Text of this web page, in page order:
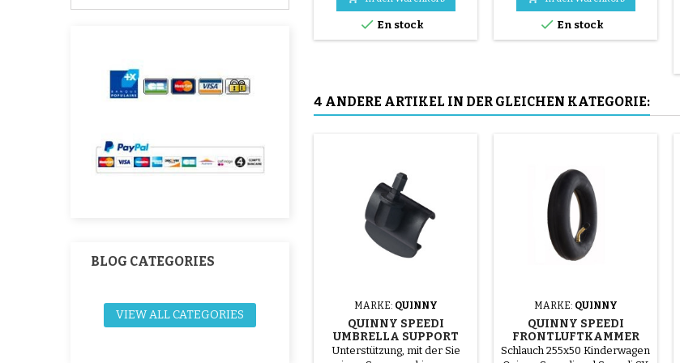
BLOG CATEGORIES
VIEW ALL CATEGORIES
 En stock
Teile aus Stahl ( grau ) Die
Montage des Reifens erfolgt
ohne Werkzeug und nur mit
 En stock
4 ANDERE ARTIKEL IN DER GLEICHEN KATEGORIE:
MARKE: QUINNY
QUINNY SPEEDI
UMBRELLA SUPPORT
Unterstützung, mit der Sie
MARKE: QUINNY
QUINNY SPEEDI
FRONTLUFTKAMMER
Schlauch 255x50 Kinderwagen